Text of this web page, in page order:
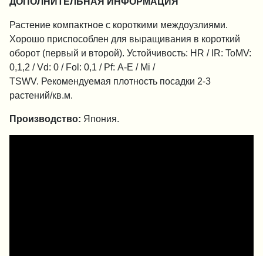
Растение компактное с короткими междоузлиями.
Хорошо приспособлен для выращивания в короткий
оборот (первый и второй). Устойчивость: HR / IR: ToMV:
0,1,2 / Vd: 0 / Fol: 0,1 / Pf: A-E / Mi /
TSWV. Рекомендуемая плотность посадки 2-3
растений/кв.м.
Производство: Япония.